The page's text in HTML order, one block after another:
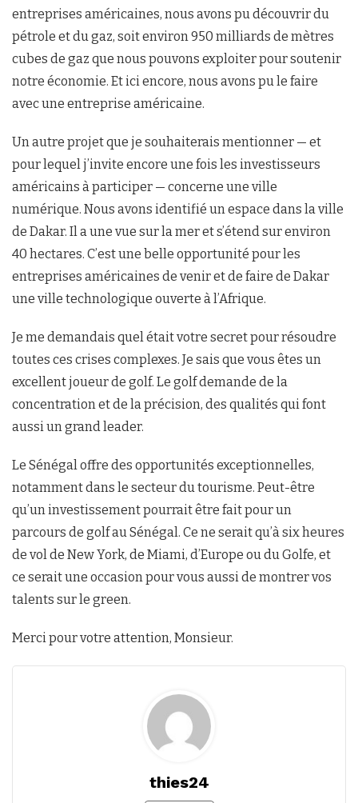
entreprises américaines, nous avons pu découvrir du
pétrole et du gaz, soit environ 950 milliards de mètres
cubes de gaz que nous pouvons exploiter pour soutenir
notre économie. Et ici encore, nous avons pu le faire
avec une entreprise américaine.
Un autre projet que je souhaiterais mentionner — et
pour lequel j’invite encore une fois les investisseurs
américains à participer — concerne une ville
numérique. Nous avons identifié un espace dans la ville
de Dakar. Il a une vue sur la mer et s’étend sur environ
40 hectares. C’est une belle opportunité pour les
entreprises américaines de venir et de faire de Dakar
une ville technologique ouverte à l’Afrique.
Je me demandais quel était votre secret pour résoudre
toutes ces crises complexes. Je sais que vous êtes un
excellent joueur de golf. Le golf demande de la
concentration et de la précision, des qualités qui font
aussi un grand leader.
Le Sénégal offre des opportunités exceptionnelles,
notamment dans le secteur du tourisme. Peut-être
qu’un investissement pourrait être fait pour un
parcours de golf au Sénégal. Ce ne serait qu’à six heures
de vol de New York, de Miami, d’Europe ou du Golfe, et
ce serait une occasion pour vous aussi de montrer vos
talents sur le green.
Merci pour votre attention, Monsieur.
thies24